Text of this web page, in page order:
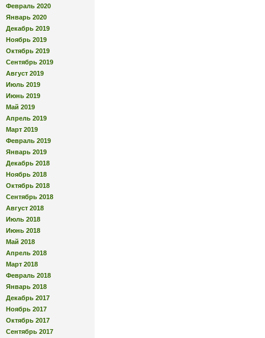
Февраль 2020
Январь 2020
Декабрь 2019
Ноябрь 2019
Октябрь 2019
Сентябрь 2019
Август 2019
Июль 2019
Июнь 2019
Май 2019
Апрель 2019
Март 2019
Февраль 2019
Январь 2019
Декабрь 2018
Ноябрь 2018
Октябрь 2018
Сентябрь 2018
Август 2018
Июль 2018
Июнь 2018
Май 2018
Апрель 2018
Март 2018
Февраль 2018
Январь 2018
Декабрь 2017
Ноябрь 2017
Октябрь 2017
Сентябрь 2017